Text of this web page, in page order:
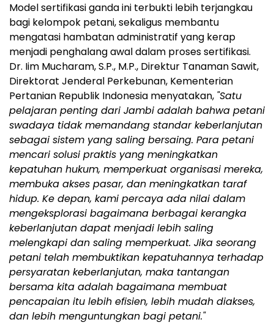
Model sertifikasi ganda ini terbukti lebih terjangkau
bagi kelompok petani, sekaligus membantu
mengatasi hambatan administratif yang kerap
menjadi penghalang awal dalam proses sertifikasi.
Dr. Iim Mucharam, S.P., M.P., Direktur Tanaman Sawit,
Direktorat Jenderal Perkebunan, Kementerian
Pertanian Republik Indonesia menyatakan, "Satu
pelajaran penting dari Jambi adalah bahwa petani
swadaya tidak memandang standar keberlanjutan
sebagai sistem yang saling bersaing. Para petani
mencari solusi praktis yang meningkatkan
kepatuhan hukum, memperkuat organisasi mereka,
membuka akses pasar, dan meningkatkan taraf
hidup. Ke depan, kami percaya ada nilai dalam
mengeksplorasi bagaimana berbagai kerangka
keberlanjutan dapat menjadi lebih saling
melengkapi dan saling memperkuat. Jika seorang
petani telah membuktikan kepatuhannya terhadap
persyaratan keberlanjutan, maka tantangan
bersama kita adalah bagaimana membuat
pencapaian itu lebih efisien, lebih mudah diakses,
dan lebih menguntungkan bagi petani."